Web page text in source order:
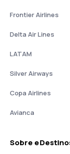
Frontier Airlines
Delta Air Lines
LATAM
Silver Airways
Copa Airlines
Avianca
Sobre